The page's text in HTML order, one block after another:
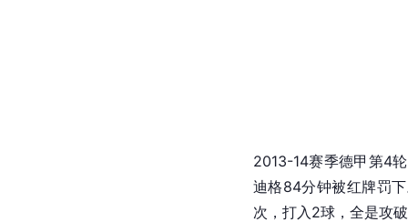
2013-14赛季德甲第4
迪格84分钟被红牌罚
次，打入2球，全是攻破